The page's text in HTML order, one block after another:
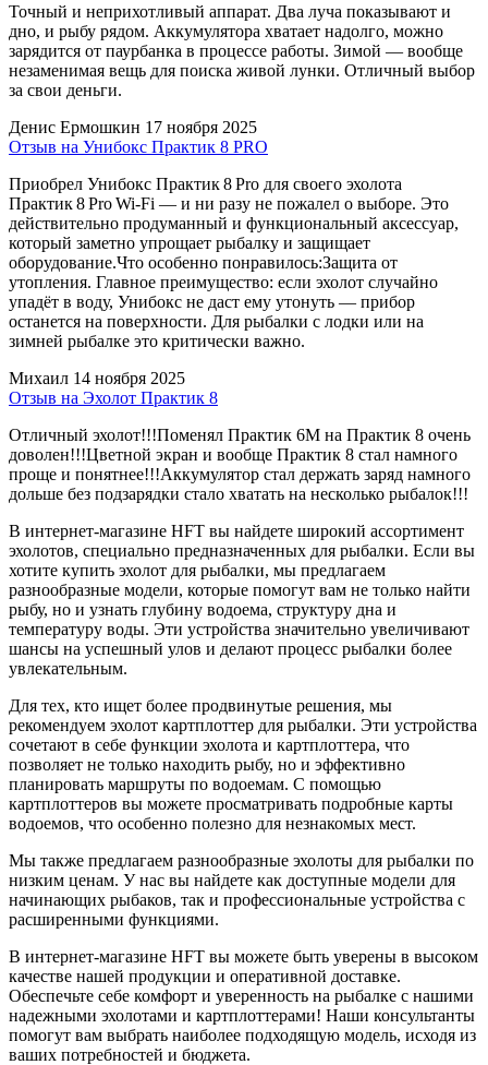
Точный и неприхотливый аппарат. Два луча показывают и
дно, и рыбу рядом. Аккумулятора хватает надолго, можно
зарядится от паурбанка в процессе работы. Зимой — вообще
незаменимая вещь для поиска живой лунки. Отличный выбор
за свои деньги.
Денис Ермошкин 17 ноября 2025
Отзыв на Унибокс Практик 8 PRO
Приобрел Унибокс Практик 8 Pro для своего эхолота
Практик 8 Pro Wi‑Fi — и ни разу не пожалел о выборе. Это
действительно продуманный и функциональный аксессуар,
который заметно упрощает рыбалку и защищает
оборудование.Что особенно понравилось:Защита от
утопления. Главное преимущество: если эхолот случайно
упадёт в воду, Унибокс не даст ему утонуть — прибор
останется на поверхности. Для рыбалки с лодки или на
зимней рыбалке это критически важно.
Михаил 14 ноября 2025
Отзыв на Эхолот Практик 8
Отличный эхолот!!!Поменял Практик 6М на Практик 8 очень
доволен!!!Цветной экран и вообще Практик 8 стал намного
проще и понятнее!!!Аккумулятор стал держать заряд намного
дольше без подзарядки стало хватать на несколько рыбалок!!!
В интернет-магазине HFT вы найдете широкий ассортимент
эхолотов, специально предназначенных для рыбалки. Если вы
хотите купить эхолот для рыбалки, мы предлагаем
разнообразные модели, которые помогут вам не только найти
рыбу, но и узнать глубину водоема, структуру дна и
температуру воды. Эти устройства значительно увеличивают
шансы на успешный улов и делают процесс рыбалки более
увлекательным.
Для тех, кто ищет более продвинутые решения, мы
рекомендуем эхолот картплоттер для рыбалки. Эти устройства
сочетают в себе функции эхолота и картплоттера, что
позволяет не только находить рыбу, но и эффективно
планировать маршруты по водоемам. С помощью
картплоттеров вы можете просматривать подробные карты
водоемов, что особенно полезно для незнакомых мест.
Мы также предлагаем разнообразные эхолоты для рыбалки по
низким ценам. У нас вы найдете как доступные модели для
начинающих рыбаков, так и профессиональные устройства с
расширенными функциями.
В интернет-магазине HFT вы можете быть уверены в высоком
качестве нашей продукции и оперативной доставке.
Обеспечьте себе комфорт и уверенность на рыбалке с нашими
надежными эхолотами и картплоттерами! Наши консультанты
помогут вам выбрать наиболее подходящую модель, исходя из
ваших потребностей и бюджета.